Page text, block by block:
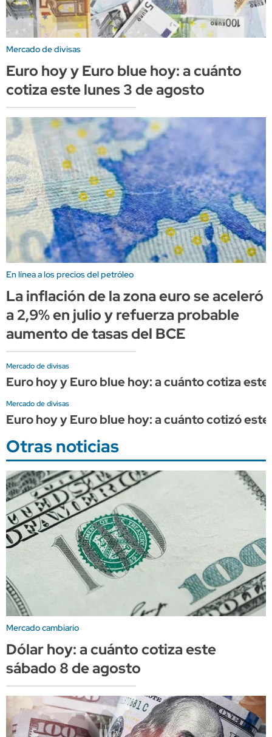
Mercado de divisas
Euro hoy y Euro blue hoy: a cuánto
cotiza este lunes 3 de agosto
En línea a los precios del petróleo
La inflación de la zona euro se aceleró
a 2,9% en julio y refuerza probable
aumento de tasas del BCE
Mercado de divisas
Euro hoy y Euro blue hoy: a cuánto cotiza
Mercado de divisas
Euro hoy y Euro blue hoy: a cuánto cotizó
Otras noticias
Mercado cambiario
Dólar hoy: a cuánto cotiza este
sábado 8 de agosto